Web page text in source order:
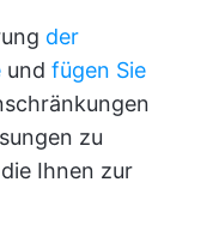
der
und fügen Sie
zu
Ihnen zur